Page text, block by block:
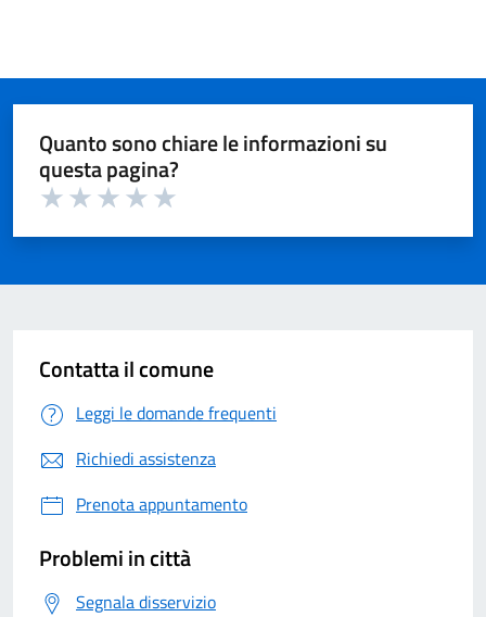
Quanto sono chiare le informazioni su
questa pagina?
Contatta il comune
Leggi le domande frequenti
Richiedi assistenza
Prenota appuntamento
Problemi in città
Segnala disservizio